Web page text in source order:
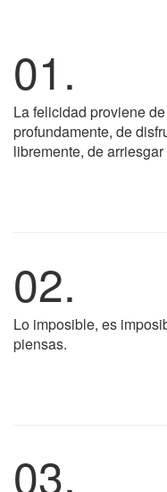
01.
La felicidad proviene
profundamente, de
libremente, de
02.
Lo imposible, es
piensas.
03.